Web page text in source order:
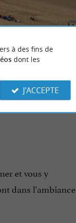
et vous y
dans l’ambiance
à des fins de
dont les
J'ACCEPTE